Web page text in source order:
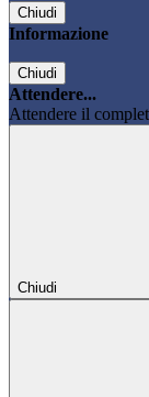
Chiudi
Informazione
Chiudi
Attendere...
Attendere il
Chiudi